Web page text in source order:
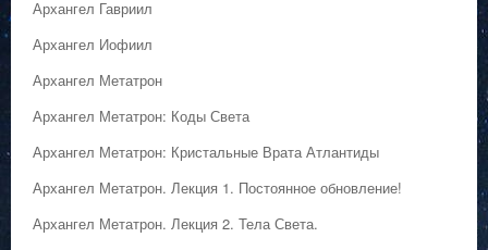
Архангел Гавриил
Архангел Иофиил
Архангел Метатрон
Архангел Метатрон: Коды Света
Архангел Метатрон: Кристальные Врата Атлантиды
Архангел Метатрон. Лекция 1. Постоянное обновление!
Архангел Метатрон. Лекция 2. Тела Света.